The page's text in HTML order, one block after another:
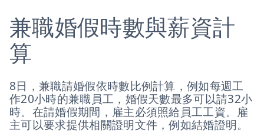
兼職婚假時數與薪資計
算
8日，兼職請婚假依時數比例計算，例如每週工
作20小時的兼職員工，婚假天數最多可以請32小
時。在請婚假期間，雇主必須照給員工工資。雇
主可以要求提供相關證明文件，例如結婚證明。